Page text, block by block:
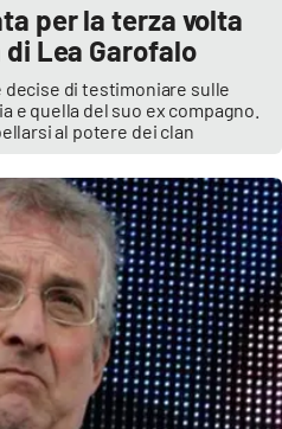
per la terza volta
Lea Garofalo
decise di testimoniare sulle
e quella del suo ex compagno.
al potere dei clan